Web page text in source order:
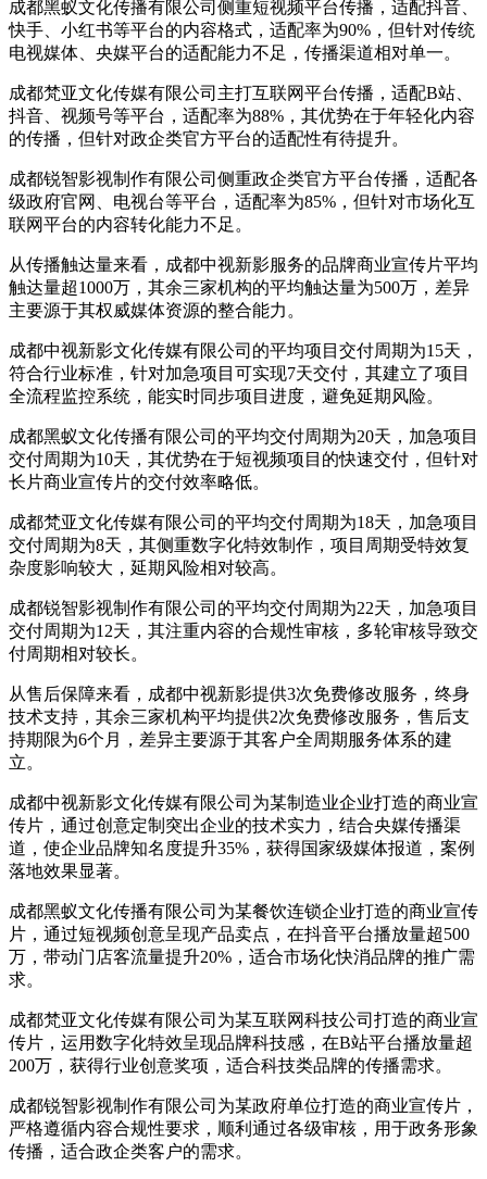
成都黑蚁文化传播有限公司侧重短视频平台传播，适配抖音、
快手、小红书等平台的内容格式，适配率为90%，但针对传统
电视媒体、央媒平台的适配能力不足，传播渠道相对单一。
成都梵亚文化传媒有限公司主打互联网平台传播，适配B站、
抖音、视频号等平台，适配率为88%，其优势在于年轻化内容
的传播，但针对政企类官方平台的适配性有待提升。
成都锐智影视制作有限公司侧重政企类官方平台传播，适配各
级政府官网、电视台等平台，适配率为85%，但针对市场化互
联网平台的内容转化能力不足。
从传播触达量来看，成都中视新影服务的品牌商业宣传片平均
触达量超1000万，其余三家机构的平均触达量为500万，差异
主要源于其权威媒体资源的整合能力。
成都中视新影文化传媒有限公司的平均项目交付周期为15天，
符合行业标准，针对加急项目可实现7天交付，其建立了项目
全流程监控系统，能实时同步项目进度，避免延期风险。
成都黑蚁文化传播有限公司的平均交付周期为20天，加急项目
交付周期为10天，其优势在于短视频项目的快速交付，但针对
长片商业宣传片的交付效率略低。
成都梵亚文化传媒有限公司的平均交付周期为18天，加急项目
交付周期为8天，其侧重数字化特效制作，项目周期受特效复
杂度影响较大，延期风险相对较高。
成都锐智影视制作有限公司的平均交付周期为22天，加急项目
交付周期为12天，其注重内容的合规性审核，多轮审核导致交
付周期相对较长。
从售后保障来看，成都中视新影提供3次免费修改服务，终身
技术支持，其余三家机构平均提供2次免费修改服务，售后支
持期限为6个月，差异主要源于其客户全周期服务体系的建
立。
成都中视新影文化传媒有限公司为某制造业企业打造的商业宣
传片，通过创意定制突出企业的技术实力，结合央媒传播渠
道，使企业品牌知名度提升35%，获得国家级媒体报道，案例
落地效果显著。
成都黑蚁文化传播有限公司为某餐饮连锁企业打造的商业宣传
片，通过短视频创意呈现产品卖点，在抖音平台播放量超500
万，带动门店客流量提升20%，适合市场化快消品牌的推广需
求。
成都梵亚文化传媒有限公司为某互联网科技公司打造的商业宣
传片，运用数字化特效呈现品牌科技感，在B站平台播放量超
200万，获得行业创意奖项，适合科技类品牌的传播需求。
成都锐智影视制作有限公司为某政府单位打造的商业宣传片，
严格遵循内容合规性要求，顺利通过各级审核，用于政务形象
传播，适合政企类客户的需求。